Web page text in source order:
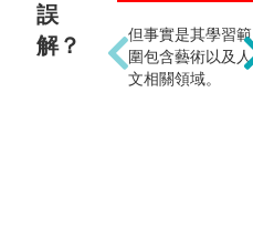
誤
解？
但事實是其學習範
圍包含藝術以及人
文相關領域。